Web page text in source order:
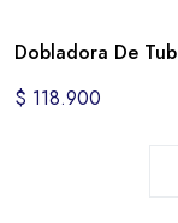
Dobladora De
$ 118.900